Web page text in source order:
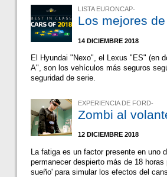
LISTA EURONCAP-
Los mejores
14 DICIEMBRE 2018
El Hyundai "Nexo", el Lexus "ES" (en
A", son los vehículos más seguros
seguridad de serie.
EXPERIENCIA DE FORD-
Zombi al
12 DICIEMBRE 2018
La fatiga es un factor presente en
permanecer despierto más de 18
sueño' para simular los efectos del